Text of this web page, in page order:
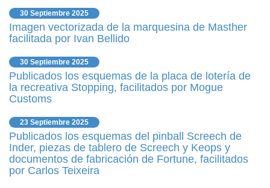
30 Septiembre 2025
Imagen vectorizada de la marquesina de Masther
facilitada por Ivan Bellido
30 Septiembre 2025
Publicados los esquemas de la placa de lotería de
la recreativa Stopping, facilitados por Mogue
Customs
23 Septiembre 2025
Publicados los esquemas del pinball Screech de
Inder, piezas de tablero de Screech y Keops y
documentos de fabricación de Fortune, facilitados
por Carlos Teixeira